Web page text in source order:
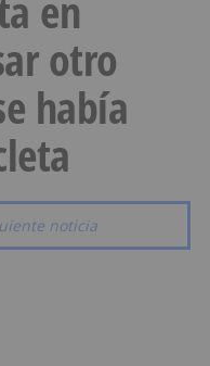
otro
había
noticia